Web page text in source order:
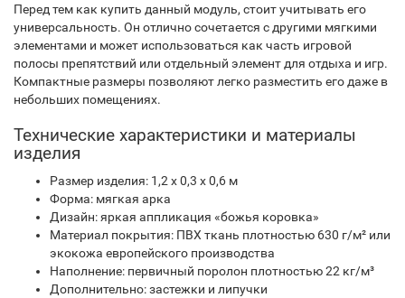
Перед тем как купить данный модуль, стоит учитывать его
универсальность. Он отлично сочетается с другими мягкими
элементами и может использоваться как часть игровой
полосы препятствий или отдельный элемент для отдыха и игр.
Компактные размеры позволяют легко разместить его даже в
небольших помещениях.
Технические характеристики и материалы
изделия
Размер изделия: 1,2 х 0,3 х 0,6 м
Форма: мягкая арка
Дизайн: яркая аппликация «божья коровка»
Материал покрытия: ПВХ ткань плотностью 630 г/м² или
экокожа европейского производства
Наполнение: первичный поролон плотностью 22 кг/м³
Дополнительно: застежки и липучки